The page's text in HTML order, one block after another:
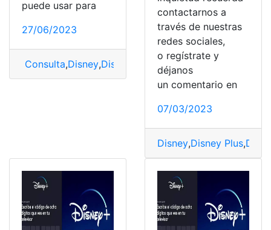
puede usar para
27/06/2023
Consulta,Disney,Disney Plus Disney+ Firestick
contactarnos a
través de nuestras
redes sociales,
o regístrate y
déjanos
un comentario en
07/03/2023
Disney,Disney Plus,